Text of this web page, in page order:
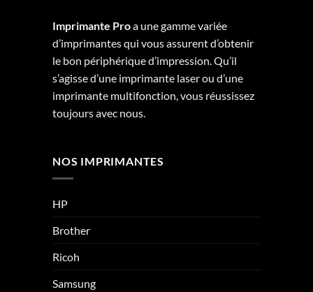
Imprimante Proa une gamme variée
d’imprimantes qui vous assurent d’obtenir
le bon périphérique d’impression. Qu’il
s’agisse d’une imprimante laser ou d’une
imprimante multifonction, vous réussissez
toujours avec nous.
NOS IMPRIMANTES
HP
Brother
Ricoh
Samsung